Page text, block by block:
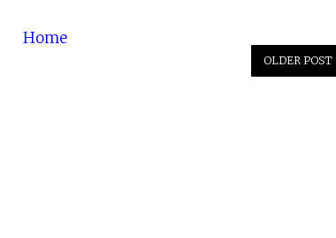
OLDER POST
Home